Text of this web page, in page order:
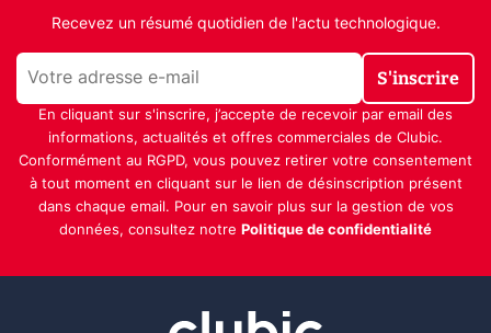
Recevez un résumé quotidien de l'actu technologique.
S'inscrire
En cliquant sur s'inscrire, j’accepte de recevoir par email des
informations, actualités et offres commerciales de Clubic.
Conformément au RGPD, vous pouvez retirer votre consentement
à tout moment en cliquant sur le lien de désinscription présent
dans chaque email. Pour en savoir plus sur la gestion de vos
données, consultez notre Politique de confidentialité